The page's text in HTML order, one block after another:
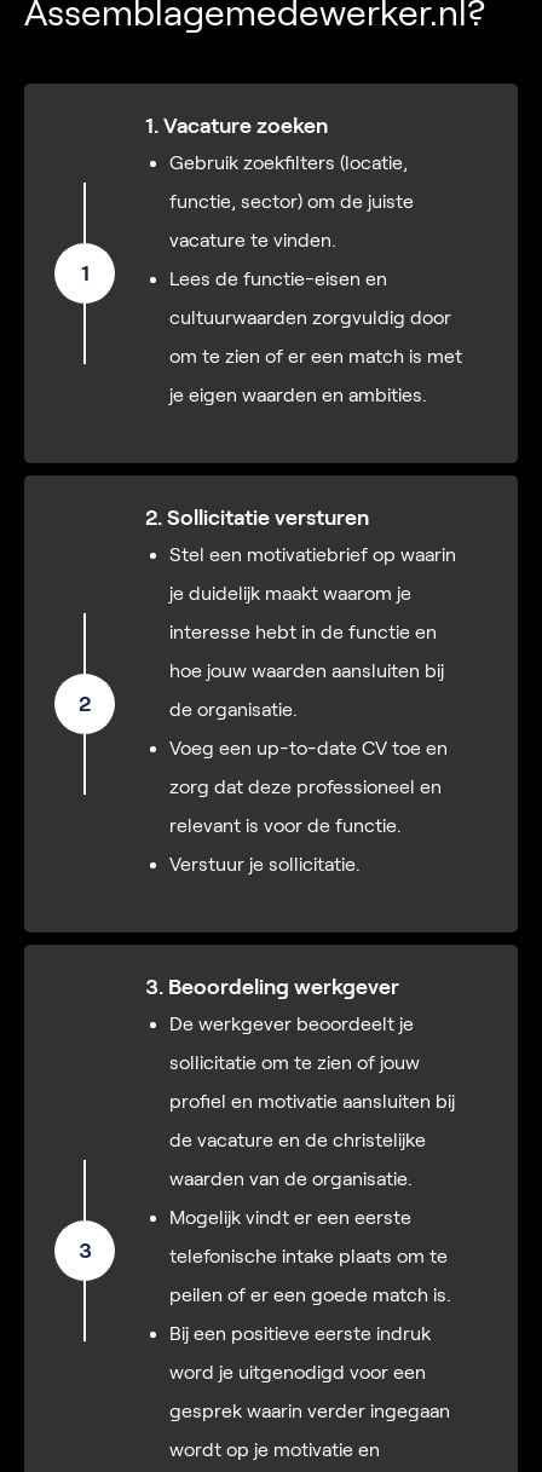
Assemblagemedewerker.nl?
1
1. Vacature zoeken
Gebruik zoekfilters (locatie,
functie, sector) om de juiste
vacature te vinden.
Lees de functie-eisen en
cultuurwaarden zorgvuldig door
om te zien of er een match is met
je eigen waarden en ambities.
2
2. Sollicitatie versturen
Stel een motivatiebrief op waarin
je duidelijk maakt waarom je
interesse hebt in de functie en
hoe jouw waarden aansluiten bij
de organisatie.
Voeg een up-to-date CV toe en
zorg dat deze professioneel en
relevant is voor de functie.
Verstuur je sollicitatie.
3
3. Beoordeling werkgever
De werkgever beoordeelt je
sollicitatie om te zien of jouw
profiel en motivatie aansluiten bij
de vacature en de christelijke
waarden van de organisatie.
Mogelijk vindt er een eerste
telefonische intake plaats om te
peilen of er een goede match is.
Bij een positieve eerste indruk
word je uitgenodigd voor een
gesprek waarin verder ingegaan
wordt op je motivatie en